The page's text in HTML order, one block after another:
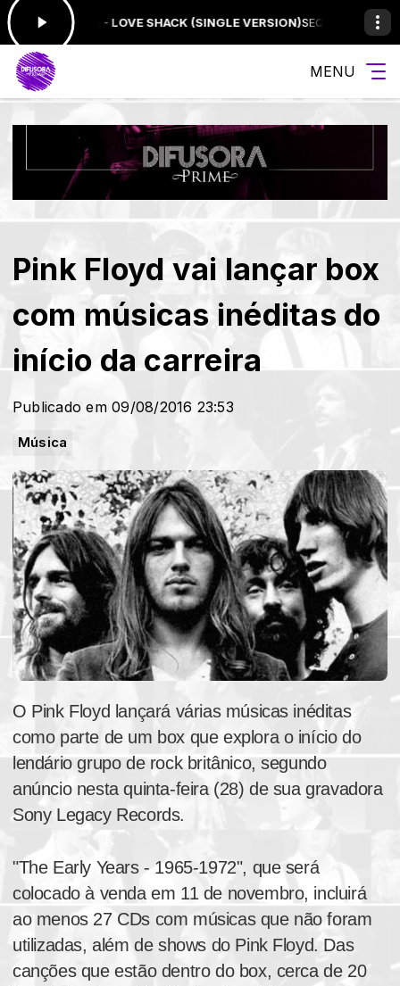
- LOVE SHACK (SINGLE VERSION)SEQUENCIA PRIME EDIÇÃO
MENU
Pink Floyd vai lançar box
com músicas inéditas do
início da carreira
Publicado em 09/08/2016 23:53
Música
O Pink Floyd lançará várias músicas inéditas
como parte de um box que explora o início do
lendário grupo de rock britânico, segundo
anúncio nesta quinta-feira (28) de sua gravadora
Sony Legacy Records.
"The Early Years - 1965-1972", que será
colocado à venda em 11 de novembro, incluirá
ao menos 27 CDs com músicas que não foram
utilizadas, além de shows do Pink Floyd. Das
canções que estão dentro do box, cerca de 20